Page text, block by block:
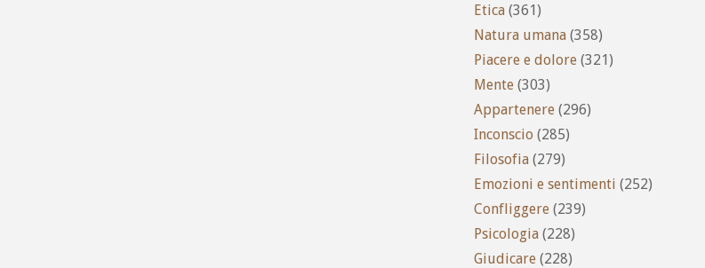
Etica (361)
Natura umana (358)
Piacere e dolore (321)
Mente (303)
Appartenere (296)
Inconscio (285)
Filosofia (279)
Emozioni e sentimenti (252)
Confliggere (239)
Psicologia (228)
Giudicare (228)